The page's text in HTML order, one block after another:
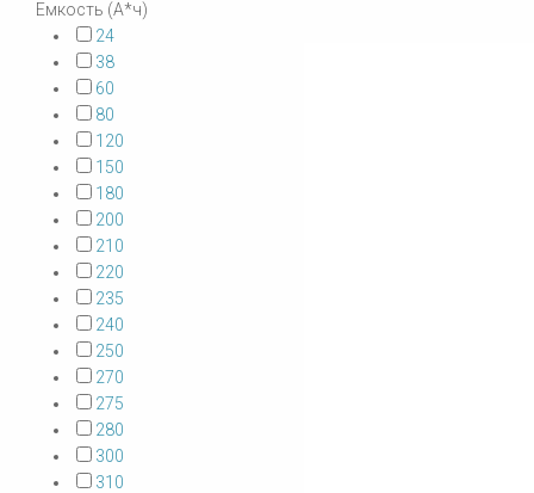
Емкость (А*ч)
24
38
60
80
120
150
180
200
210
220
235
240
250
270
275
280
300
310